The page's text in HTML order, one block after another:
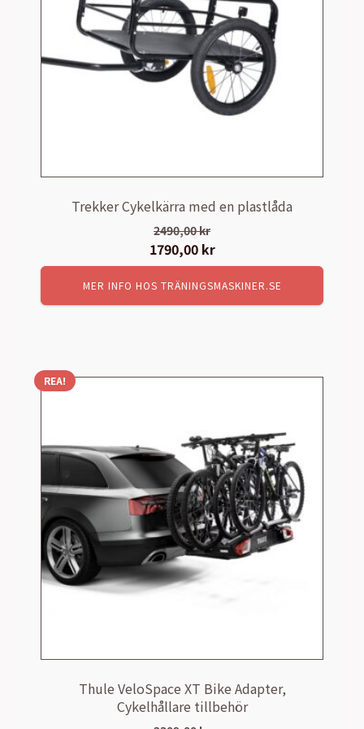
Trekker Cykelkärra med en plastlåda
2490,00kr
Det
ursprungliga
priset
var:
1790,00 krDet
nuvarande
priset
är:
MER INFO HOS TRÄNINGSMASKINER.SE
REA!
Thule VeloSpace XT Bike Adapter,
Cykelhållare tillbehör